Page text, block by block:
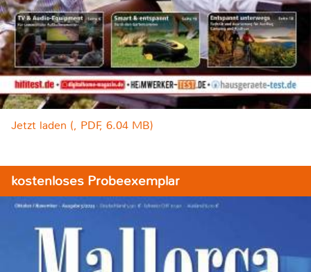
Jetzt laden (, PDF, 6.04 MB)
kostenloses Probeexemplar